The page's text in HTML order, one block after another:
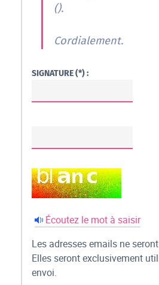
().
Cordialement.
SIGNATURE (*) :
Écoutez le mot à saisir
Les adresses emails ne
Elles seront exclusivement
envoi.